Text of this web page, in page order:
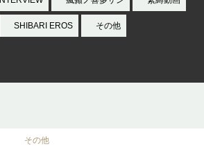
SHIBARI EROS その他
その他